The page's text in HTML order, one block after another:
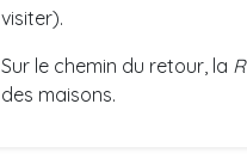
visiter).
Sur le chemin du retour, la
des maisons.